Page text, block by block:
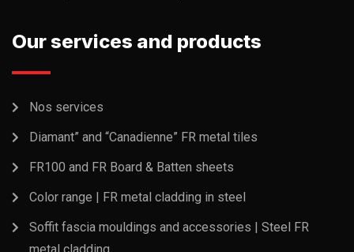
Our services and products
Nos services
Diamant” and “Canadienne” FR metal tiles
FR100 and FR Board & Batten sheets
Color range | FR metal cladding in steel
Soffit fascia mouldings and accessories | Steel FR
metal cladding